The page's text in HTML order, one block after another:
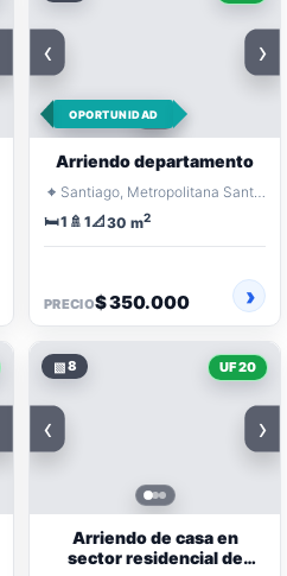
OPORTUNIDAD
‹ ›
Arriendo departamento
⌖
Santiago, Metropolitana Santiago
🛏️1 🚿 1📐30 m2
PRECIO$ 350.000
▧8 UF 20
‹ ›
Arriendo de casa en
sector residencial de